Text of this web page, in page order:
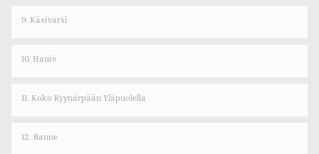
9. Käsivarsi
10. Hauis
11. Koko Kyynärpään Yläpuolella
12. Ranne